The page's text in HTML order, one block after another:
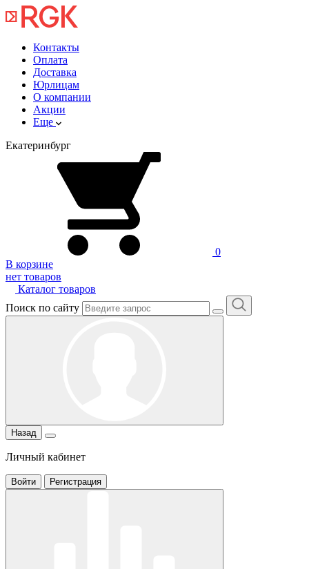
Контакты
Оплата
Доставка
Юрлицам
О компании
Акции
Еще
Екатеринбург
0
В корзине
нет товаров
Каталог товаров
Поиск по сайту
Назад
Личный кабинет
Войти Регистрация